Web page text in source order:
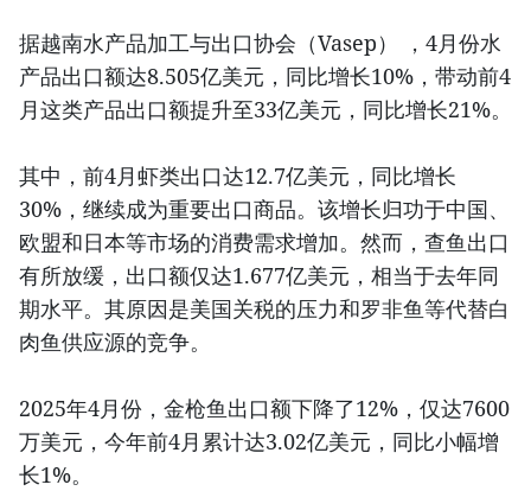
据越南水产品加工与出口协会（Vasep） ，4月份水
产品出口额达8.505亿美元，同比增长10%，带动前4
月这类产品出口额提升至33亿美元，同比增长21%。
其中，前4月虾类出口达12.7亿美元，同比增长
30%，继续成为重要出口商品。该增长归功于中国、
欧盟和日本等市场的消费需求增加。然而，查鱼出口
有所放缓，出口额仅达1.677亿美元，相当于去年同
期水平。其原因是美国关税的压力和罗非鱼等代替白
肉鱼供应源的竞争。
2025年4月份，金枪鱼出口额下降了12%，仅达7600
万美元，今年前4月累计达3.02亿美元，同比小幅增
长1%。